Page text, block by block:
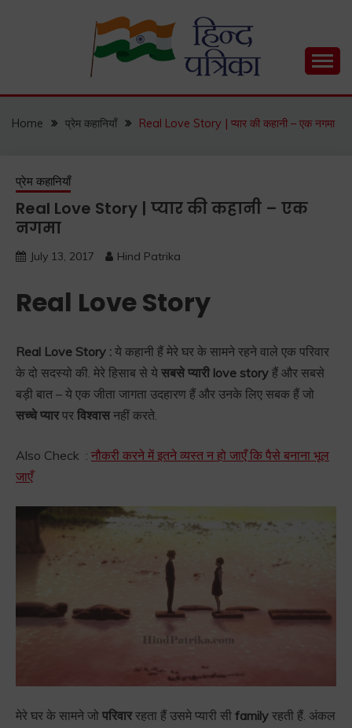
HIND PATRIKA
Status, Hindi Quotes, Hindi Inspirational Stories, Hindi
Home प्रेम कहानियाँ Real Love Story | प्यार की कहानी – एक नगमा
प्रेम कहानियाँ
Real Love Story | प्यार की कहानी – एक
नगमा
July 13, 2017 Hind Patrika
Real Love Story
Real Love Story : ये कहानी हैं मेरे घर के सामने रहने वाले एक परिवार
के दो सदस्यो की. मेरे हिसाब से ये सबसे प्यारी love story हैं और सबसे
बड़ी बात – ये एक जीता जागता उदहारण हैं और उनके लिए सबक हैं जो
सच्चे प्यारपर विश्वासनहीं करते.
Also Check : नौकरी करने में इतने व्यस्त न हो जाएँ कि पैसे बनाना भूल
जाएँ
मेरे घर के सामने जो परिवाररहता हैं उसमे प्यारी सी family रहती हैं. अंकल